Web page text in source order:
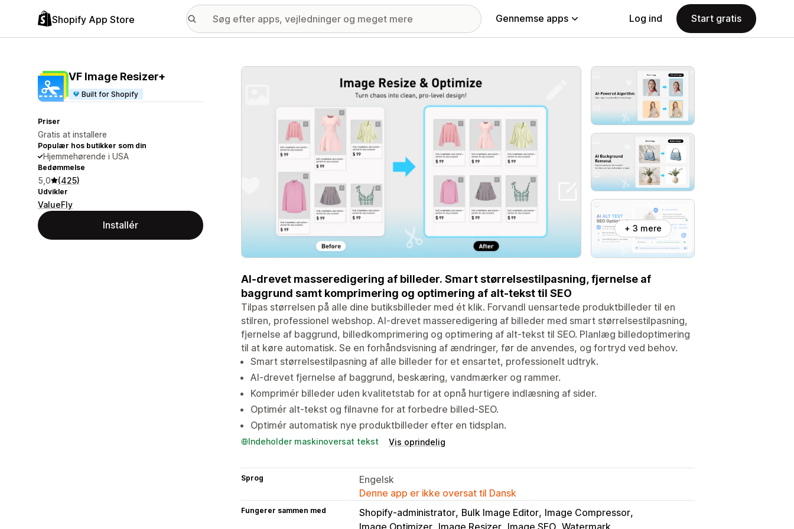
Shopify App Store Gennemse apps Log ind Start gratis
VF Image Resizer+
Built for Shopify
Priser
Gratis at installere
Populær hos butikker som din
Hjemmehørende i USA
Bedømmelse
5,0 (425)
Udvikler
ValueFly
Installér
Galleri med udvalgte billeder
+ 3 mere
AI-drevet masseredigering af billeder. Smart størrelsestilpasning, fjernelse af
baggrund samt komprimering og optimering af alt-tekst til SEO
Tilpas størrelsen på alle dine butiksbilleder med ét klik. Forvandl uensartede produktbilleder til en
stilren, professionel webshop. AI-drevet masseredigering af billeder med smart størrelsestilpasning,
fjernelse af baggrund, billedkomprimering og optimering af alt-tekst til SEO. Planlæg billedoptimering
til at køre automatisk. Se en forhåndsvisning af ændringer, før de anvendes, og fortryd ved behov.
Smart størrelsestilpasning af alle billeder for et ensartet, professionelt udtryk.
AI-drevet fjernelse af baggrund, beskæring, vandmærker og rammer.
Komprimér billeder uden kvalitetstab for at opnå hurtigere indlæsning af sider.
Optimér alt-tekst og filnavne for at forbedre billed-SEO.
Optimér automatisk nye produktbilleder efter en tidsplan.
Indeholder maskinoversat tekst Vis oprindelig
Sprog
Engelsk
Denne app er ikke oversat til Dansk
Fungerer sammen med Shopify-administrator Bulk Image Editor Image Compressor
Image Optimizer Image Resizer Image SEO Watermark